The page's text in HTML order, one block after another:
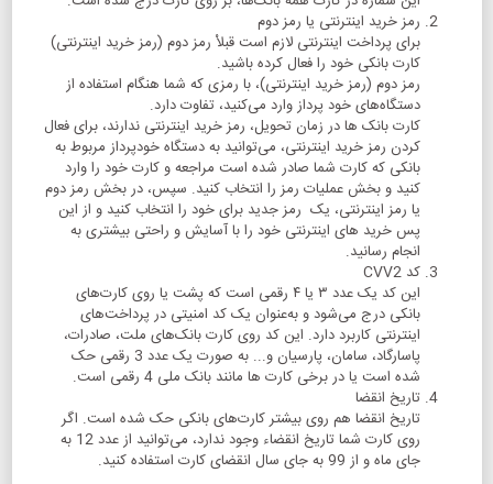
رمز خرید اینترنتی یا رمز دوم
برای پرداخت اینترنتی لازم است قبلاْ رمز دوم (رمز خرید اینترنتی)
کارت بانکی خود را فعال کرده باشید.
رمز دوم (رمز خرید اینترنتی)، با رمزی که شما هنگام استفاده از
دستگاه‌‏های خود پرداز وارد می‌کنید، تفاوت دارد.
کارت بانک‏ ها در زمان تحویل، رمز خرید اینترنتی ندارند، برای فعال
کردن رمز خرید اینترنتی، می‏‌توانید به دستگاه خودپرداز مربوط به
بانکی که کارت شما صادر شده است مراجعه و کارت خود را وارد
کنید و بخش عملیات رمز را انتخاب کنید. سپس، در بخش رمز دوم
یا رمز اینترنتی، یک رمز جدید برای خود را انتخاب کنید و از این
پس خرید های اینترنتی خود را با آسایش و راحتی بیشتری به
انجام رسانید.
کد CVV2
این کد یک عدد ۳ یا ۴ رقمی است که پشت یا روی کارت‌‌‌‌‌‌‌‌‌‌‌‌‌‌‌‌‌‌‌‌‌‌‌‌‌‌‌‌‌‌‌‌‌‌‌‌‌‌‌‌‌‌‌‌‌‌‌‌‌‌‌‌‌های
بانکی درج می‌شود و به‌‌‌‌‌‌‌‌‌‌‌‌‌‌‌‌‌‌‌‌‌‌‌‌‌‌‌‌‌‌‌‌‌‌‌‌‌‌‌‌‌‌‌‌‌‌‌‌‌‌‌‌‌عنوان یک کد امنیتی در پرداخت‌‌‌‌‌‌‌‌‌‌‌‌‌‌‌‌‌‌‌‌‌‌‌‌‌‌‌‌‌‌‌‌‌‌‌‌‌‌‌‌‌‌‌‌‌‌‌‌‌‌‌‌‌های
اینترنتی کاربرد دارد. این کد روی کارت‌‌‌‌‌‌‌‌‌‌‌‌‌‌‌‌‌‌‌‌‌‌‌‌‌‌‌‌‌‌‌‌‌‌‌‌‌‌‌‌‌‌‌‌‌‌‌‌‌‌‌‌‌ بانک‏‌های ملت، صادرات،
پاسارگاد، سامان، پارسیان و... به صورت یک عدد 3 رقمی حک
شده است یا در برخی کارت ها مانند بانک ملی 4 رقمی است.
تاریخ انقضا
تاریخ انقضا هم روی بیشتر کارت‌های بانکی حک شده است. اگر
روی کارت شما تاریخ انقضاء وجود ندارد، می‏‌توانید از عدد 12 به
جای ماه و از 99 به جای سال انقضای کارت استفاده کنید.